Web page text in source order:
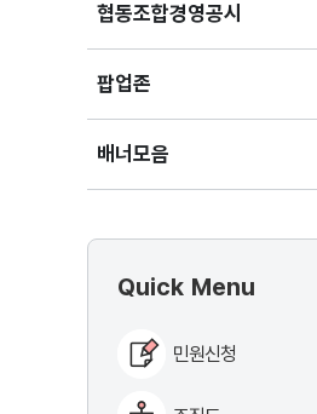
협동조합경영공시
펼치기
팝업존
배너모음
Quick Menu
민원신청